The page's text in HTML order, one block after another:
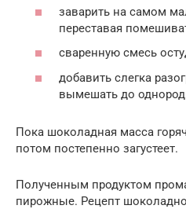
заварить на самом
переставая
сваренную смесь
добавить слегка
вымешать до
Пока шоколадная масса
потом постепенно загустеет.
Полученным продуктом
пирожные. Рецепт